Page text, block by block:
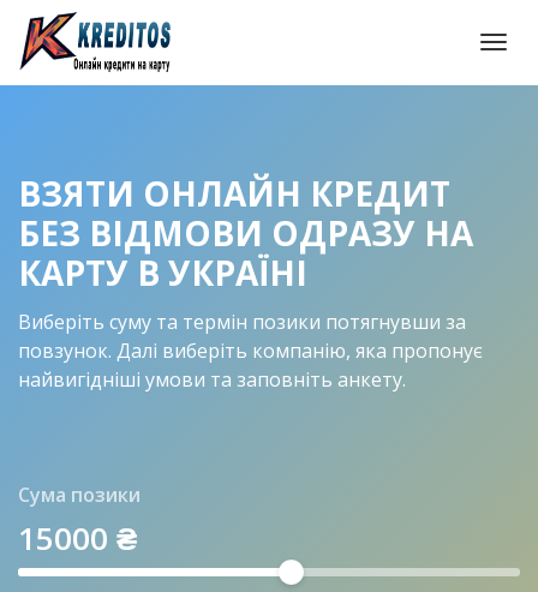
ВЗЯТИ ОНЛАЙН КРЕДИТ
БЕЗ ВІДМОВИ ОДРАЗУ НА
КАРТУ В УКРАЇНІ
Виберіть суму та термін позики потягнувши за
повзунок. Далі виберіть компанію, яка пропонує
найвигідніші умови та заповніть анкету.
Сума позики
15000 ₴